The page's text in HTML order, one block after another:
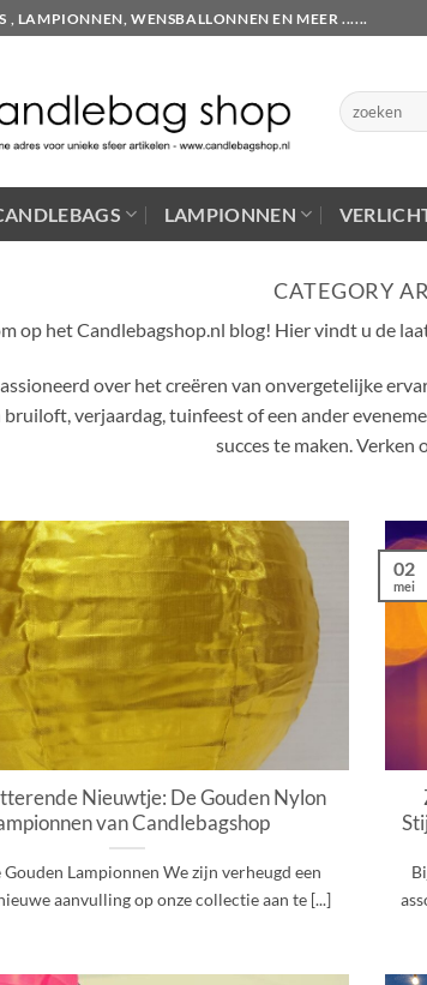
, LAMPIONNEN, WENSBALLONNEN EN MEER ......
Zoeken
naar:
LAMPIONNEN
CATEGORY
op het Candlebagshop.nl blog! Hier vindt u de
over het creëren van onvergetelijke
bruiloft, verjaardag, tuinfeest of een ander
succes te maken. Verken
Nieuwtje: De Gouden Nylon
van Candlebagshop
Gouden Lampionnen We zijn verheugd een
aanvulling op onze collectie aan te [...]
02
mei